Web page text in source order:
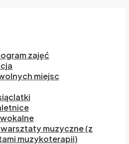
zajęć
miejsc
muzyczne (z
muzykoterapii)